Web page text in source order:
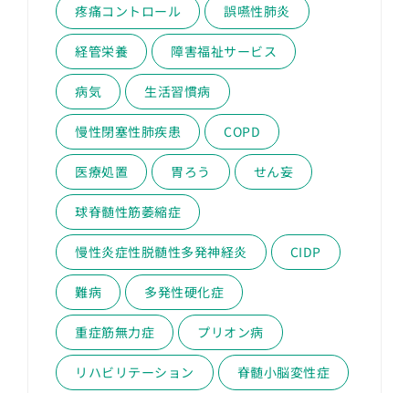
疼痛コントロール 誤嚥性肺炎
経管栄養 障害福祉サービス
病気 生活習慣病
慢性閉塞性肺疾患 COPD
医療処置 胃ろう せん妄
球脊髄性筋萎縮症
慢性炎症性脱髄性多発神経炎 CIDP
難病 多発性硬化症
重症筋無力症 プリオン病
リハビリテーション 脊髄小脳変性症